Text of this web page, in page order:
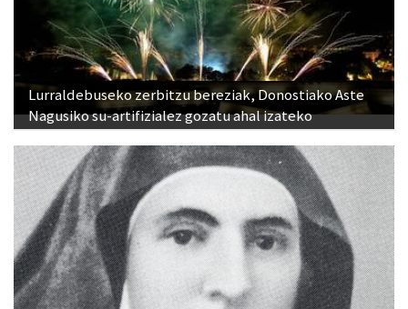
Lurraldebuseko zerbitzu bereziak, Donostiako Aste
Nagusiko su-artifizialez gozatu ahal izateko